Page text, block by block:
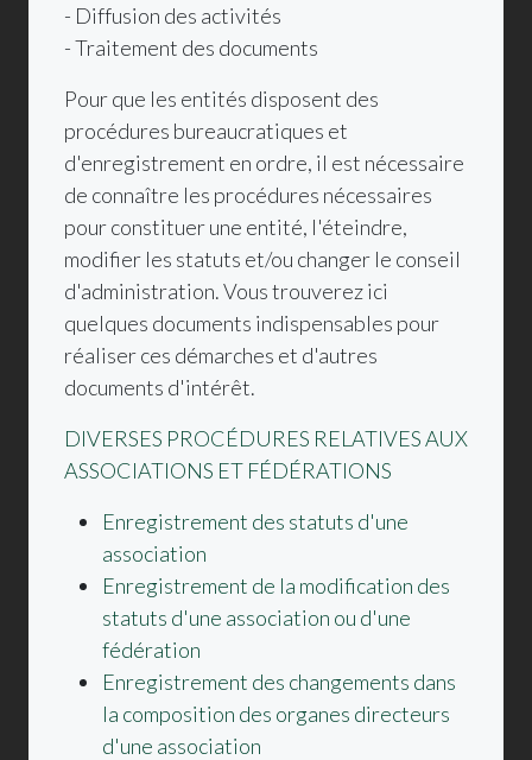
- Diffusion des activités
- Traitement des documents
Pour que les entités disposent des
procédures bureaucratiques et
d'enregistrement en ordre, il est nécessaire
de connaître les procédures nécessaires
pour constituer une entité, l'éteindre,
modifier les statuts et/ou changer le conseil
d'administration. Vous trouverez ici
quelques documents indispensables pour
réaliser ces démarches et d'autres
documents d'intérêt.
DIVERSES PROCÉDURES RELATIVES AUX
ASSOCIATIONS ET FÉDÉRATIONS
Enregistrement des statuts d'une
association
Enregistrement de la modification des
statuts d'une association ou d'une
fédération
Enregistrement des changements dans
la composition des organes directeurs
d'une association